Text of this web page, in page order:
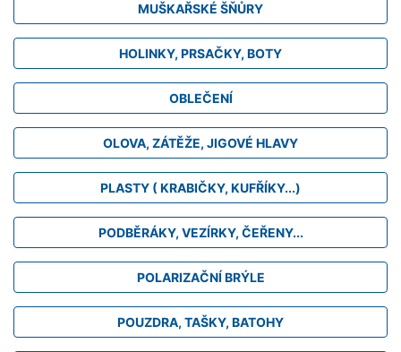
MUŠKAŘSKÉ ŠŇŮRY
HOLINKY, PRSAČKY, BOTY
OBLEČENÍ
OLOVA, ZÁTĚŽE, JIGOVÉ HLAVY
PLASTY ( KRABIČKY, KUFŘÍKY...)
PODBĚRÁKY, VEZÍRKY, ČEŘENY...
POLARIZAČNÍ BRÝLE
POUZDRA, TAŠKY, BATOHY